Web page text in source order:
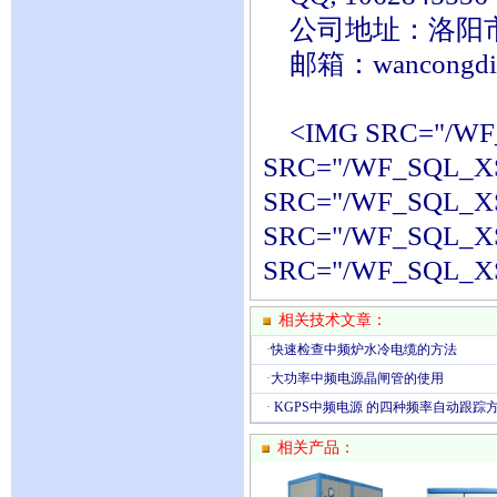
公司地址：洛阳
邮箱：
<IMG SRC="/
SRC="/
SRC="/
SRC="/
SRC="/
相关技术文章：
·快速检查中频炉水冷电缆的方法
·大功率中频电源晶闸管的使用
· KGPS中频电源 的四种频率自动跟踪
相关产品：